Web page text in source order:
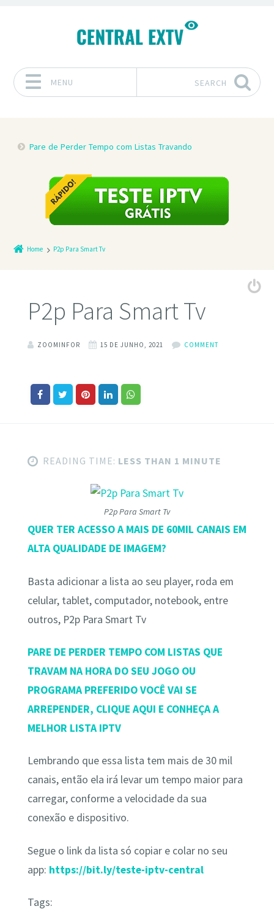
MENU SEARCH
Pare de Perder Tempo com Listas Travando
Home P2p Para Smart Tv
P2p Para Smart Tv
ZOOMINFOR 15 DE JUNHO, 2021 COMMENT
READING TIME: LESS THAN 1 MINUTE
P2p Para Smart Tv
QUER TER ACESSO A MAIS DE 60MIL CANAIS EM
ALTA QUALIDADE DE IMAGEM?
Basta adicionar a lista ao seu player, roda em
celular, tablet, computador, notebook, entre
outros, P2p Para Smart Tv
PARE DE PERDER TEMPO COM LISTAS QUE
TRAVAM NA HORA DO SEU JOGO OU
PROGRAMA PREFERIDO VOCÊ VAI SE
ARREPENDER, CLIQUE AQUI E CONHEÇA A
MELHOR LISTA IPTV
Lembrando que essa lista tem mais de 30 mil
canais, então ela irá levar um tempo maior para
carregar, conforme a velocidade da sua
conexão e dispositivo.
Segue o link da lista só copiar e colar no seu
app: https://bit.ly/teste-iptv-central
Tags: